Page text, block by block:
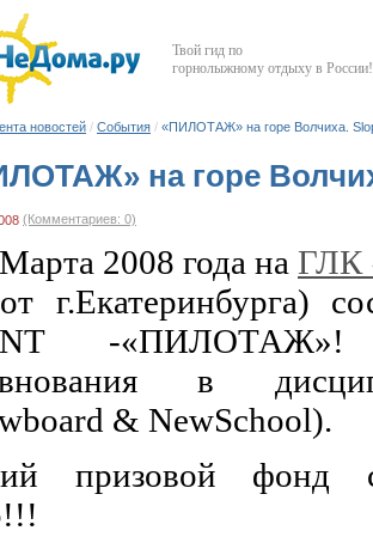
Твой гид по
горнолыжному отдыху в России!
новостей / События / «ПИЛОТАЖ» на горе Волчиха.
на горе
(Комментариев: 0)
2008 года на ГЛК
г.Екатеринбурга)
-
в
& NewSchool).
призовой фонд